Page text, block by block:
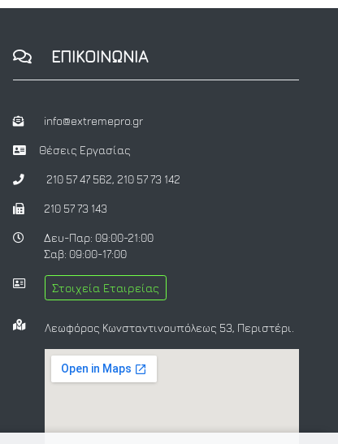
ΕΠΙΚΟΙΝΩΝΙΑ
info@extremepro.gr
Θέσεις Εργασίας
210 57 47 562, 210 57 73 142
210 57 73 143
Δευ-Παρ: 09:00-21:00
Σαβ: 09:00-17:00
Στοιχεία Εταιρείας
Λεωφόρος Κωνσταντινουπόλεως 53, Περιστέρι.